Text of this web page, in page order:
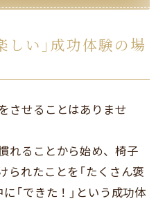
しい」成功体験の場
させることはありませ
れることから始め、椅子
られたことを「たくさん褒
「できた！」という成功体